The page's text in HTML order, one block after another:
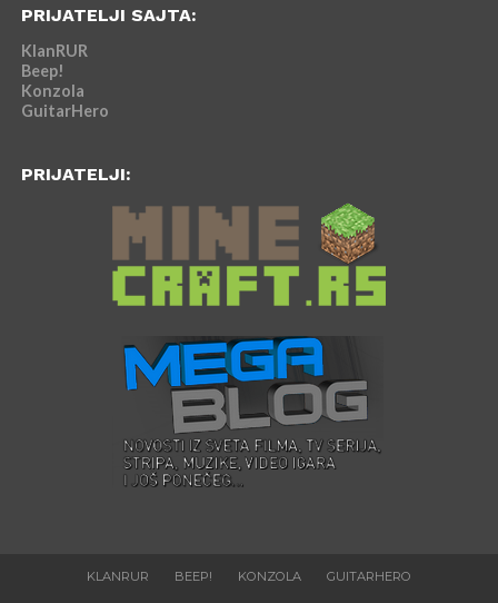
PRIJATELJI SAJTA:
KlanRUR
Beep!
Konzola
GuitarHero
PRIJATELJI:
KLANRUR BEEP! KONZOLA GUITARHERO